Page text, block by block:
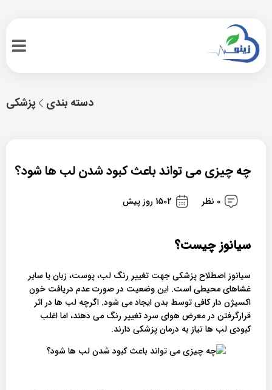
پزشکی دسته بندی
چه چیزی می تواند باعث کبود شدن لب ها شود؟
0 نظر 1502 روز پیش
سیانوز چیست؟
سیانوز اصطلاح پزشکی جهت تغییر رنگ لب، پوست، زبان یا سایر
غشاهای محیطی است. این وضعیت در صورت عدم دریافت خون
اکسیژن دار کافی توسط بدن ایجاد می شود. اگرچه لب ها در اثر
قرارگرفتن در معرض هوای سرد تغییر رنگ می دهند، اما اغلب
کبودی لب ها نیاز به درمان پزشکی دارند.